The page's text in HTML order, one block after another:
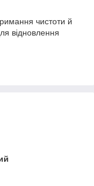
чистоти й
відновлення